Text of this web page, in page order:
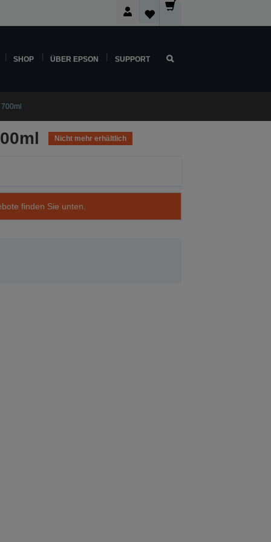
SHOP ÜBER EPSON SUPPORT
Nicht mehr erhältlich
finden Sie unten.